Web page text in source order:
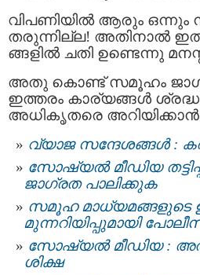
വിപണിയിൽ ആരും ഒന്നും
തരുന്നില്ല! അതിനാൽ
ങ്ങളിൽ ചതി ഉണ്ടെന്നു
അതു കൊണ്ട് സമൂഹം
ഇത്തരം കാര്യങ്ങൾ
അധികൃതരെ അറിയിക്കാൻ
വ്യാജ സന്ദേശങ്ങള്‍ :
സോഷ്യൽ മീഡിയ
ജാഗ്രത പാലിക്കുക
സമൂഹ മാധ്യമങ്ങളുടെ
മുന്നറിയിപ്പുമായി
സോഷ്യല്‍ മീഡിയ :
ശിക്ഷ